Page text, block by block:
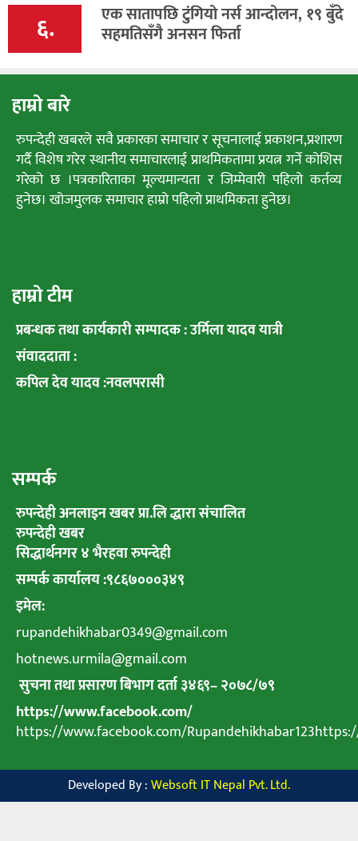
६. एक सातापछि टुंगियो नर्स आन्दोलन, १९ बुँदे
सहमतिसँगै अनसन फिर्ता
हाम्रो बारे
रुपन्देही खबरले सवै प्रकारका समाचार र सूचनालाई प्रकाशन,प्रशारण
गर्दै विशेष गरेर स्थानीय समाचारलाई प्राथमिकतामा प्रयत्न गर्ने कोशिस
गरेको छ ।पत्रकारिताका मूल्यमान्यता र जिम्मेवारी पहिलो कर्तव्य
हुनेछ। खोजमुलक समाचार हाम्रो पहिलो प्राथमिकता हुनेछ।
हाम्रो टीम
प्रबन्धक तथा कार्यकारी सम्पादक : उर्मिला यादव यात्री
संवाददाता :
कपिल देव यादव :नवलपरासी
सम्पर्क
रुपन्देही अनलाइन खबर प्रा.लि द्धारा संचालित
रुपन्देही खबर
सिद्धार्थनगर ४ भैरहवा रुपन्देही
सम्पर्क कार्यालय :९८६७०००३४९
इमेल:
rupandehikhabar0349@gmail.com
hotnews.urmila@gmail.com
सुचना तथा प्रसारण बिभाग दर्ता ३४६९–२०७८/७९
https://www.facebook.com/
https://www.facebook.com/
Developed By :Websoft IT Nepal Pvt. Ltd.